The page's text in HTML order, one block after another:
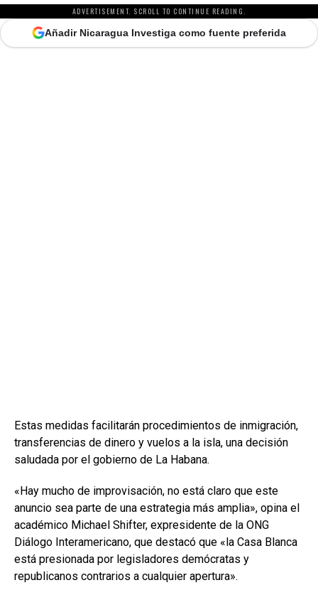
ADVERTISEMENT. SCROLL TO CONTINUE READING.
Añadir Nicaragua Investiga como fuente preferida
Estas medidas facilitarán procedimientos de inmigración,
transferencias de dinero y vuelos a la isla, una decisión
saludada por el gobierno de La Habana.
«Hay mucho de improvisación, no está claro que este
anuncio sea parte de una estrategia más amplia», opina el
académico Michael Shifter, expresidente de la ONG
Diálogo Interamericano, que destacó que «la Casa Blanca
está presionada por legisladores demócratas y
republicanos contrarios a cualquier apertura».